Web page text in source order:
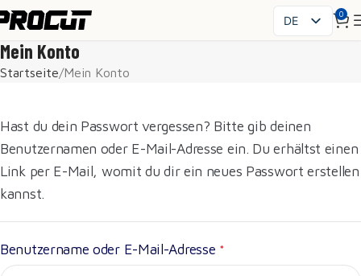
DE
HU
FR
ES
UK
0
Mein Konto
Startseite Mein Konto
Hast du dein Passwort vergessen? Bitte gib deinen
Benutzernamen oder E-Mail-Adresse ein. Du erhältst einen
Link per E-Mail, womit du dir ein neues Passwort erstellen
kannst.
Benutzername oder E-Mail-Adresse *